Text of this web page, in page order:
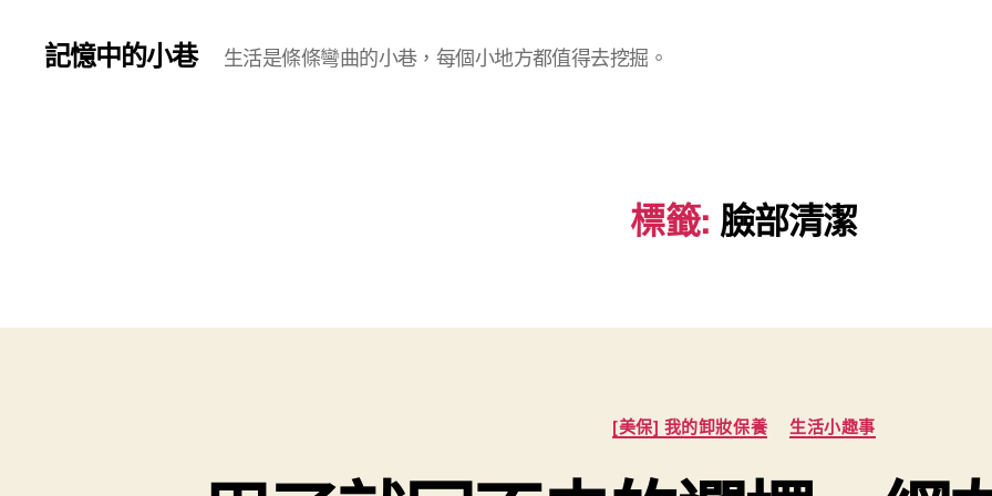
記憶中的小巷 生活是條條彎曲的小巷，每個小地方都值得去挖掘。
標籤: 臉部清潔
分
類
[美保] 我的卸妝保養 生活小趣事